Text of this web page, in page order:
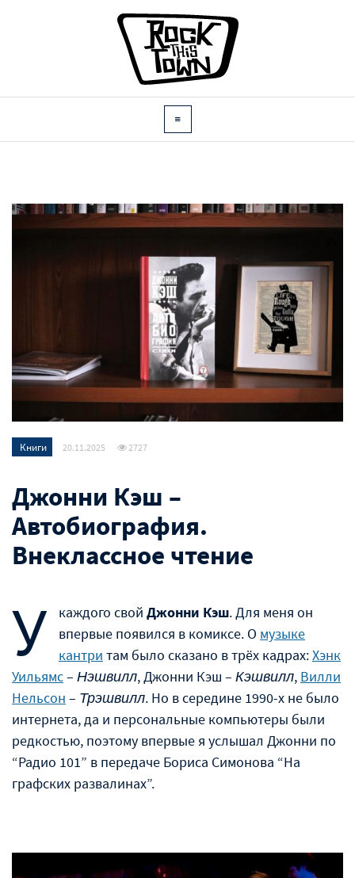
Книги 20.11.2025 2727
Джонни Кэш –
Автобиография.
Внеклассное чтение
У каждого свой Джонни Кэш. Для меня он
впервые появился в комиксе. О музыке
кантри там было сказано в трёх кадрах:Хэнк
Уильямс– Нэшвилл, Джонни Кэш – Кэшвилл, Вилли
Нельсон – Трэшвилл. Но в середине 1990-х не было
интернета, да и персональные компьютеры были
редкостью, поэтому впервые я услышал Джонни по
“Радио 101” в передаче Бориса Симонова “На
графских развалинах”.